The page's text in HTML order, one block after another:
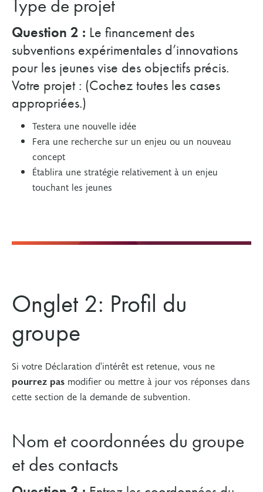
Type de projet
Question 2 : Le financement des
subventions expérimentales d’innovations
pour les jeunes vise des objectifs précis.
Votre projet : (Cochez toutes les cases
appropriées.)
Testera une nouvelle idée
Fera une recherche sur un enjeu ou un nouveau
concept
Établira une stratégie relativement à un enjeu
touchant les jeunes
Onglet 2: Profil du
groupe
Si votre Déclaration d'intérêt est retenue, vous ne
pourrez pas modifier ou mettre à jour vos réponses dans
cette section de la demande de subvention.
Nom et coordonnées du groupe
et des contacts